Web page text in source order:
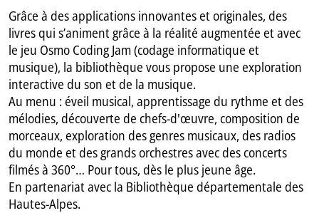
Grâce à des applications innovantes et originales, des
livres qui s’animent grâce à la réalité augmentée et avec
le jeu Osmo Coding Jam (codage informatique et
musique), la bibliothèque vous propose une exploration
interactive du son et de la musique.
Au menu : éveil musical, apprentissage du rythme et des
mélodies, découverte de chefs-d'œuvre, composition de
morceaux, exploration des genres musicaux, des radios
du monde et des grands orchestres avec des concerts
filmés à 360°… Pour tous, dès le plus jeune âge.
En partenariat avec la Bibliothèque départementale des
Hautes-Alpes.